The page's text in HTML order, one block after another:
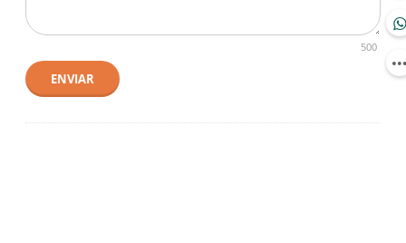
500
ENVIAR